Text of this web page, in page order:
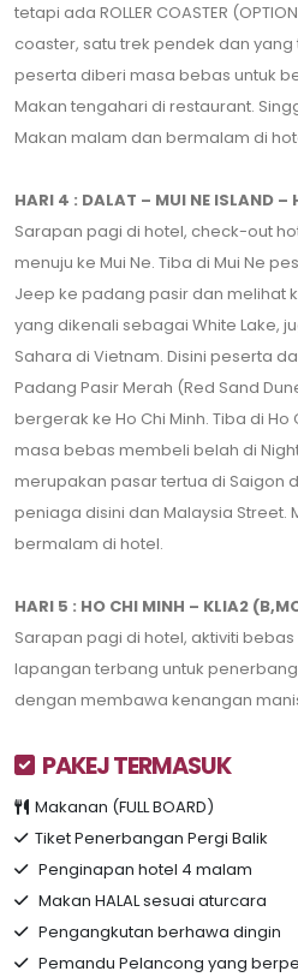
tetapi ada ROLLER COASTER
coaster, satu trek pendek dan
peserta diberi masa bebas untuk
Makan tengahari di restaurant.
Makan malam dan bermalam di
HARI 4 : DALAT – MUI NE ISLAND –
Sarapan pagi di hotel, check-out
menuju ke Mui Ne. Tiba di Mui Ne
Jeep ke padang pasir dan melihat
yang dikenali sebagai White Lake,
Sahara di Vietnam. Disini peserta
Padang Pasir Merah (Red Sand
bergerak ke Ho Chi Minh. Tiba di
masa bebas membeli belah di
merupakan pasar tertua di Saigon
peniaga disini dan Malaysia Street.
bermalam di hotel.
HARI 5 : HO CHI MINH – KLIA2
Sarapan pagi di hotel, aktiviti
lapangan terbang untuk
dengan membawa kenangan
PAKEJ TERMASUK
Makanan (FULL BOARD)
Tiket Penerbangan Pergi Balik
Penginapan hotel 4 malam
Makan HALAL sesuai aturcara
Pengangkutan berhawa dingin
Pemandu Pelancong yang